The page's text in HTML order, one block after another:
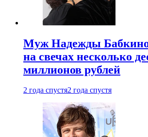
Муж Надежды
на свечах несколько
миллионов рублей
2 года спустя2 года спустя